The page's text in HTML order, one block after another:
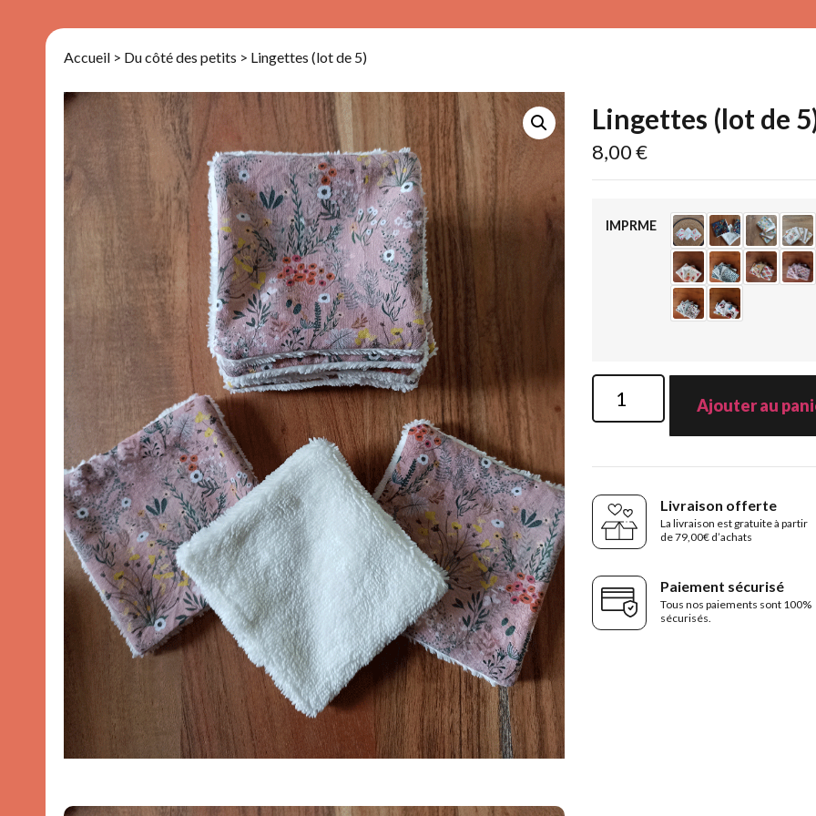
Accueil > Du côté des petits > Lingettes (lot de 5)
Lingettes (lot de
8,00€
IMPRME
Ajouter au
Livraison offerte
La livraison est gratuite à partir
de 79,00€ d’achats
Paiement sécurisé
Tous nos paiements sont 100%
sécurisés.